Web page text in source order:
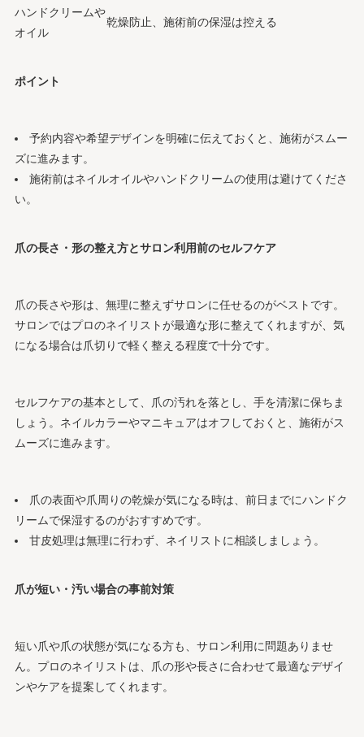
ハンドクリームや
オイル
乾燥防止、施術前の保湿は控える
ポイント
予約内容や希望デザインを明確に伝えておくと、施術がスムー
ズに進みます。
施術前はネイルオイルやハンドクリームの使用は避けてくださ
い。
爪の長さ・形の整え方とサロン利用前のセルフケア
爪の長さや形は、無理に整えずサロンに任せるのがベストです。
サロンではプロのネイリストが最適な形に整えてくれますが、気
になる場合は爪切りで軽く整える程度で十分です。
セルフケアの基本として、爪の汚れを落とし、手を清潔に保ちま
しょう。ネイルカラーやマニキュアはオフしておくと、施術がス
ムーズに進みます。
爪の表面や爪周りの乾燥が気になる時は、前日までにハンドク
リームで保湿するのがおすすめです。
甘皮処理は無理に行わず、ネイリストに相談しましょう。
爪が短い・汚い場合の事前対策
短い爪や爪の状態が気になる方も、サロン利用に問題ありませ
ん。プロのネイリストは、爪の形や長さに合わせて最適なデザイ
ンやケアを提案してくれます。